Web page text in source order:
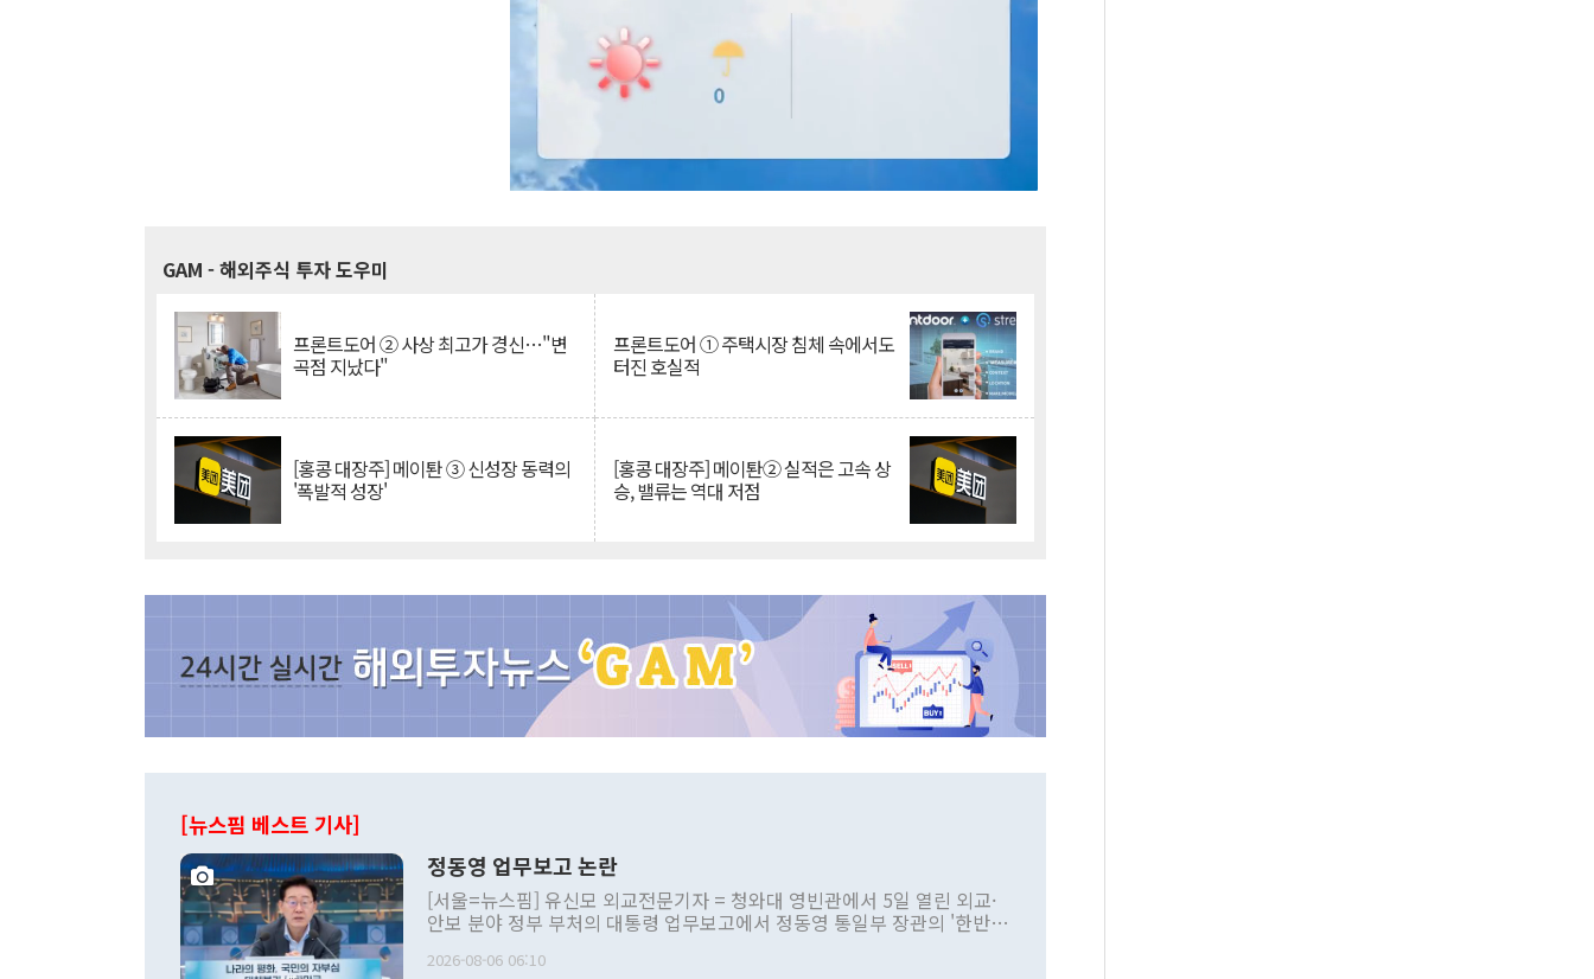
GAM - 해외주식 투자 도우미
프론트도어 ② 사상 최고가 경신…"변
곡점 지났다"
프론트도어 ① 주택시장 침체 속에서도
터진 호실적
[홍콩 대장주] 메이퇀 ③ 신성장 동력의
'폭발적 성장'
[홍콩 대장주] 메이퇀② 실적은 고속 상
승, 밸류는 역대 저점
[뉴스핌 베스트 기사]
정동영 업무보고 논란
[서울=뉴스핌] 유신모 외교전문기자 = 청와대 영빈관에서 5일 열린 외교·
안보 분야 정부 부처의 대통령 업무보고에서 정동영 통일부 장관의 '한반도
발언 중에는 정부 내 조율을 거치지 않은 사안을 정책으로 추진하겠다고 공
2026-08-06 06:10